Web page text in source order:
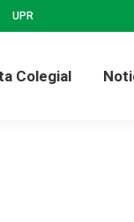
UPR
Colegial
La